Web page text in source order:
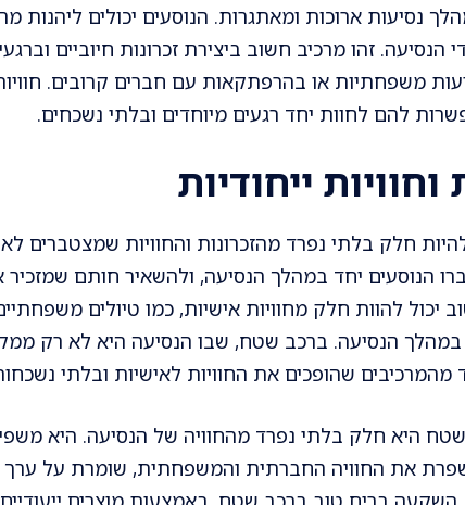
נסיעות ארוכות ומאתגרות. הנוסעים יכולים ליהנות
הנסיעה. זהו מרכיב חשוב ביצירת זכרונות חיוביים
משפחתיות או בהרפתקאות עם חברים קרובים.
להם לחוות יחד רגעים מיוחדים ובלתי נשכחים.
וחוויות ייחודיות
חלק בלתי נפרד מהזכרונות והחוויות שמצטברים
הנוסעים יחד במהלך הנסיעה, ולהשאיר חותם שמזכיר
יכול להוות חלק מחוויות אישיות, כמו טיולים
במהלך הנסיעה. ברכב שטח, שבו הנסיעה היא לא רק
שהופכים את החוויות לאישיות ובלתי
היא חלק בלתי נפרד מהחוויה של הנסיעה. היא
את החוויה החברתית והמשפחתית, שומרת על ערך